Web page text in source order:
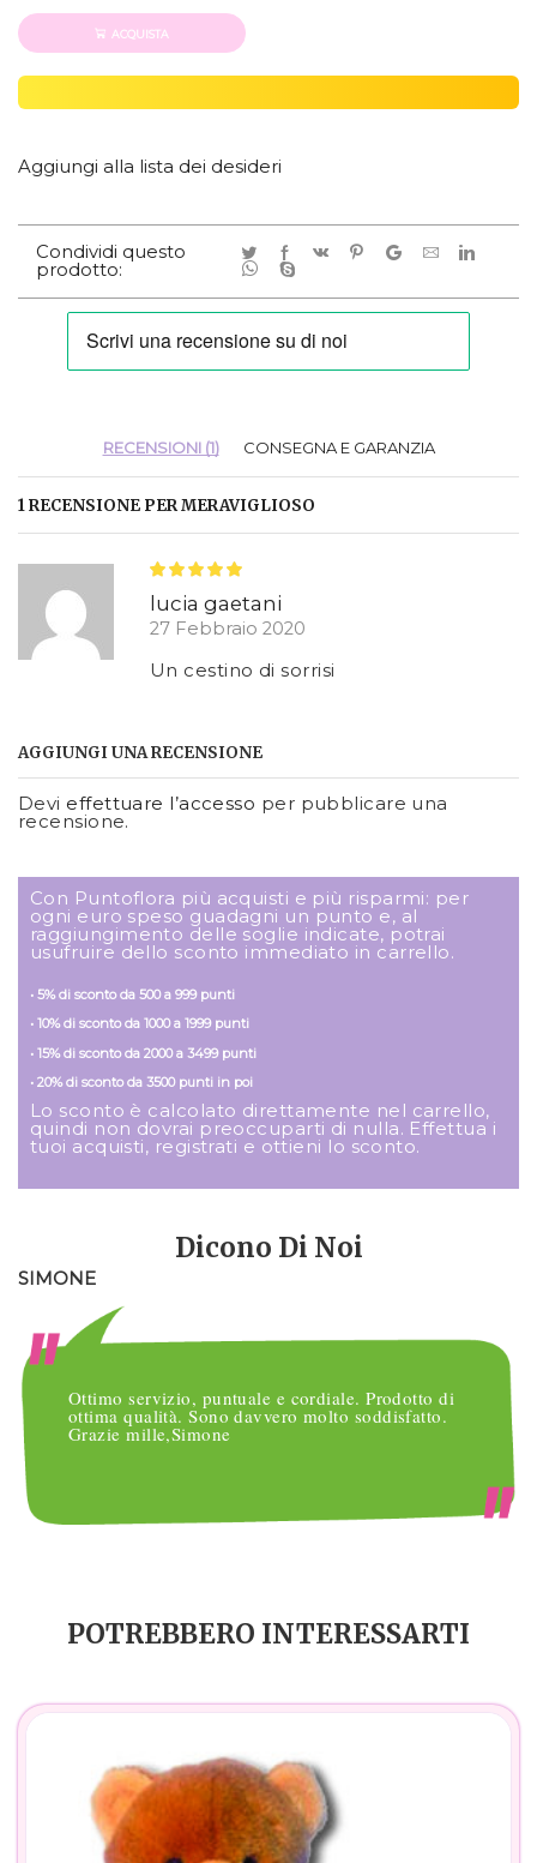
ACQUISTA
Aggiungi alla lista dei desideri
Condividi questo
prodotto:
RECENSIONI (1) CONSEGNA E GARANZIA
1 RECENSIONE PERMERAVIGLIOSO
lucia gaetani
27 Febbraio 2020
Un cestino di sorrisi
AGGIUNGI UNA RECENSIONE
Devi effettuare l’accesso per pubblicare una
recensione.
Con Puntoflora più acquisti e più risparmi: per
ogni euro speso guadagni un punto e, al
raggiungimento delle soglie indicate, potrai
usufruire dello sconto immediato in carrello.
• 5% di sconto da 500 a 999 punti
• 10% di sconto da 1000 a 1999 punti
• 15% di sconto da 2000 a 3499 punti
• 20% di sconto da 3500 punti in poi
Lo sconto è calcolato direttamente nel carrello,
quindi non dovrai preoccuparti di nulla. Effettua i
tuoi acquisti, registrati e ottieni lo sconto.
Dicono Di Noi
SIMONE
Ottimo servizio, puntuale e cordiale. Prodotto di
ottima qualità. Sono davvero molto soddisfatto.
Grazie mille,Simone
POTREBBERO INTERESSARTI